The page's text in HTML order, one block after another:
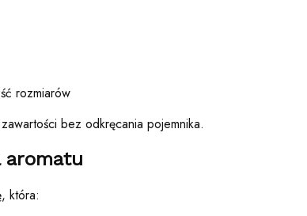
rozmiarów
bez odkręcania pojemnika.
aromatu
która: